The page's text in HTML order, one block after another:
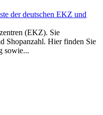
der deutschen EKZ und
(EKZ). Sie
Shopanzahl. Hier finden Sie
sowie...